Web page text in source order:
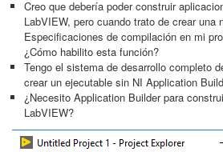
Creo que debería poder construir
LabVIEW, pero cuando trato de crear una
Especificaciones de compilación en mi
¿Cómo habilito esta función?
Tengo el sistema de desarrollo completo
crear un ejecutable sin NI Application
¿Necesito Application Builder para
LabVIEW?